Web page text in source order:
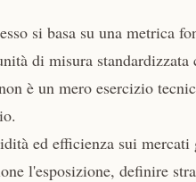
si basa su una metrica
di misura
è un mero esercizio
ed efficienza sui mercati
l'esposizione, definire